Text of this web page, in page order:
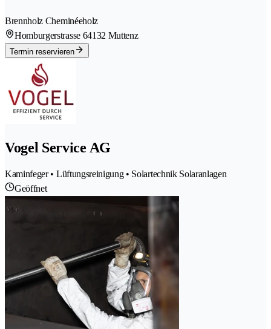
Brennholz Cheminéeholz
Homburgerstrasse 64132 Muttenz
Termin reservieren
Vogel Service AG
Kaminfeger • Lüftungsreinigung • Solartechnik Solaranlagen
Geöffnet